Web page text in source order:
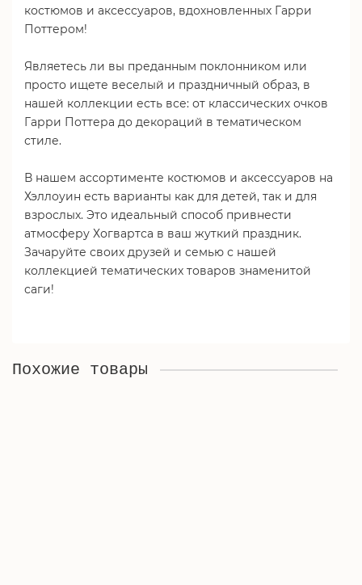
костюмов и аксессуаров, вдохновленных Гарри
Поттером!
Являетесь ли вы преданным поклонником или
просто ищете веселый и праздничный образ, в
нашей коллекции есть все: от классических очков
Гарри Поттера до декораций в тематическом
стиле.
В нашем ассортименте костюмов и аксессуаров на
Хэллоуин есть варианты как для детей, так и для
взрослых. Это идеальный способ привнести
атмосферу Хогвартса в ваш жуткий праздник.
Зачаруйте своих друзей и семью с нашей
коллекцией тематических товаров знаменитой
саги!
Похожие товары